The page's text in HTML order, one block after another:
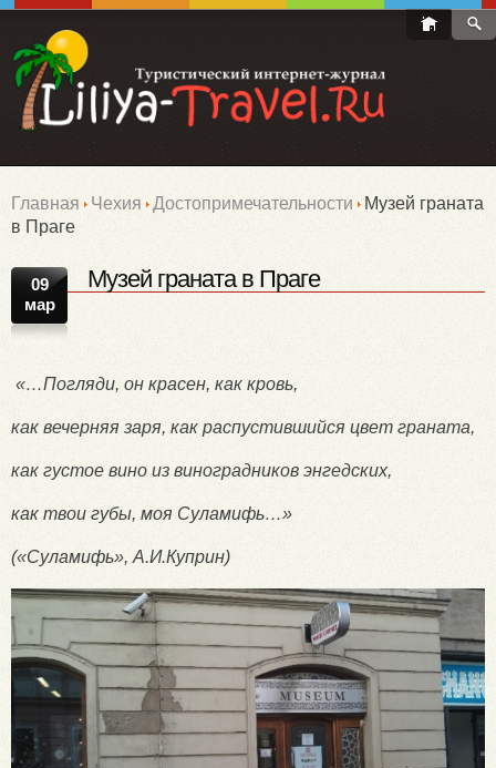
Главная Чехия Достопримечательности
Музей граната
в Праге
09
мар
Музей граната в Праге
«…Погляди, он красен, как кровь,
как вечерняя заря, как распустившийся цвет граната,
как густое вино из виноградников энгедских,
как твои губы, моя Суламифь…»
(«Суламифь», А.И.Куприн)